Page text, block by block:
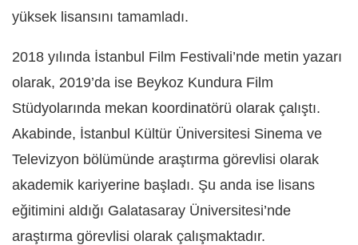
yüksek lisansını tamamladı.
2018 yılında İstanbul Film Festivali’nde metin yazarı
olarak, 2019’da ise Beykoz Kundura Film
Stüdyolarında mekan koordinatörü olarak çalıştı.
Akabinde, İstanbul Kültür Üniversitesi Sinema ve
Televizyon bölümünde araştırma görevlisi olarak
akademik kariyerine başladı. Şu anda ise lisans
eğitimini aldığı Galatasaray Üniversitesi’nde
araştırma görevlisi olarak çalışmaktadır.